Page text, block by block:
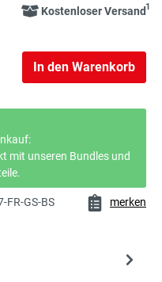
Kostenloser Versand1
gewünschten
In den Warenkorb
mit unseren Bundles und
FR-GS-BS merken